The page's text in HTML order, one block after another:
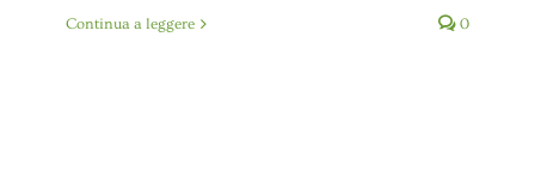
Continua a leggere 0